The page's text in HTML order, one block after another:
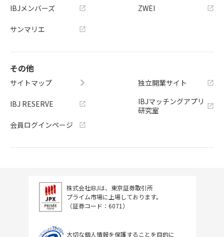
IBJメンバーズ
サンマリエ
ZWEI
その他
サイトマップ
IBJ RESERVE
会員ログインページ
独立開業サイト
IBJマッチングアプリ
研究室
株式会社IBJは、東京証券取引所
プライム市場に上場しております。
（証券コード：6071）
大切な個人情報を保護することを目的に